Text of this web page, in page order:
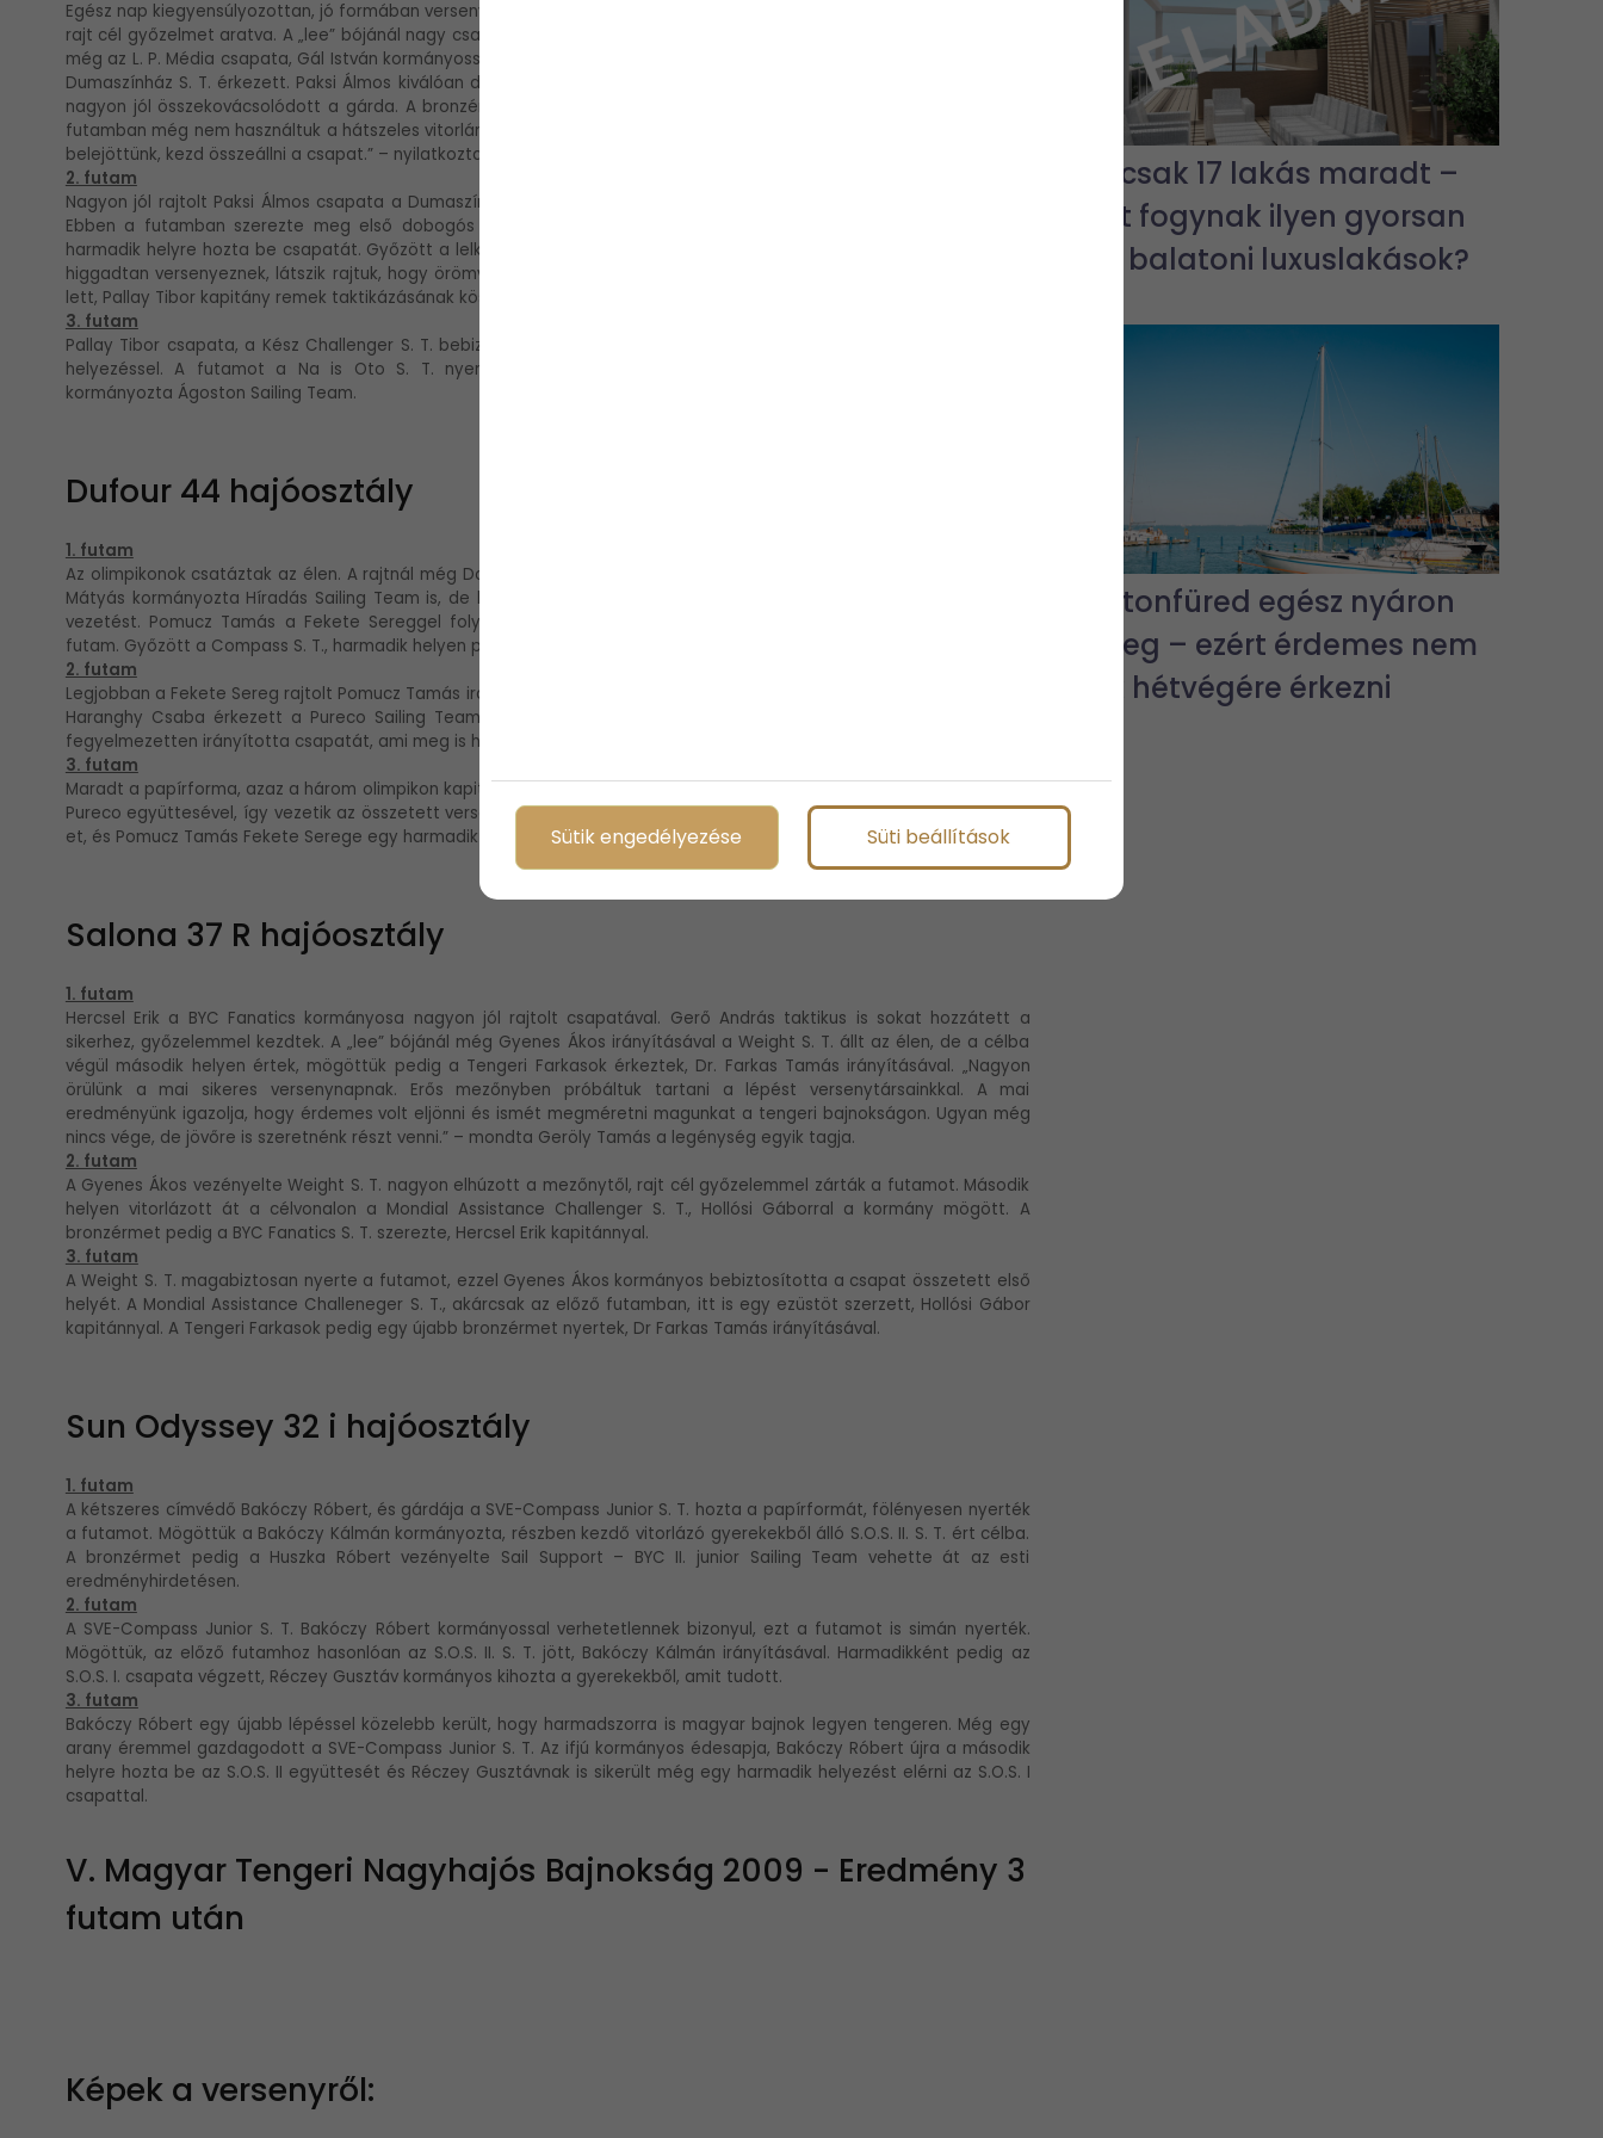
Egész nap kiegyensúlyozottan, jó formában versenyzett Pallay Tibor csapata, a Kész Challenger S. T. az első futamban
rajt cél győzelmet aratva. A „lee” bójánál nagy csatában volt a Ruják István kormányozta Jadran Sailing Team-el, ahol
még az L. P. Média csapata, Gál István kormányossal is versenyben volt a dobogóért. A célba végül Pallayék mögött a
Dumaszínház S. T. érkezett. Paksi Álmos kiválóan dirigálta kezdő csapatát, előfordult néha egy-két technikai baki, de
nagyon jól összekovácsolódott a gárda. A bronzérmes pedig a Jadran S. T. lett, Ruják István vezényletével. „Az első
futamban még nem használtuk a hátszeles vitorlánkat, mert nem szokott össze a team, de a többi futamban abba is
belejöttünk, kezd összeállni a csapat.” – nyilatkozta Pallay Tibor junior EB ezüstérmes Star hajóosztályban.
2. futam
Nagyon jól rajtolt Paksi Álmos csapata a Dumaszínház S. T.; valamint az Ágoston S. T. Weörös Botond kormányossal.
Ebben a futamban szerezte meg első dobogós helyezését a címvédő, L. P. Média S. T. Gál István kormányos a
harmadik helyre hozta be csapatát. Győzött a lelkes amatőrökből álló, Csiha László kormányozta Na Is Oto S. T., akik
higgadtan versenyeznek, látszik rajtuk, hogy örömvitorlázók, jól érzik magukat. Az ezüstérmes a Kész Challenger S. T.
lett, Pallay Tibor kapitány remek taktikázásának köszönhetően.
3. futam
Pallay Tibor csapata, a Kész Challenger S. T. bebiztosította vezető pozícióját az összetett versenyben egy második
helyezéssel. A futamot a Na is Oto S. T. nyerte, Csiha László irányításával, harmadik lett a Weöres Botond
kormányozta Ágoston Sailing Team.
Dufour 44 hajóosztály
1. futam
Az olimpikonok csatáztak az élen. A rajtnál még Dobszai Zoltán, a Variens Sailing Team-el nagyon jól eljött és a Tokai
Mátyás kormányozta Híradás Sailing Team is, de hamarosan már Székely Antal csapata, a Compass S. T. átvette a
vezetést. Pomucz Tamás a Fekete Sereggel folyamatosan a nyomukban volt, egy ezüstérmet hozott nekik az a
futam. Győzött a Compass S. T., harmadik helyen pedig a Puerco Sailing Team futott be Harangy Csaba kapitánnyal.
2. futam
Legjobban a Fekete Sereg rajtolt Pomucz Tamás irányításával. Ez a futam hozta meg a csapat első győzelmét, utánuk
Haranghy Csaba érkezett a Pureco Sailing Team-el. Bronzérmes lett a nemrég összeállt Hyper S. T. Fülöp Szilárd
fegyelmezetten irányította csapatát, ami meg is hozta a sikert.
3. futam
Maradt a papírforma, azaz a három olimpikon kapitány csatározása. Haranghy Csaba szerzett egy futamgyőzelmet a
Pureco együttesével, így vezetik az összetett versenyt. Székely Antal második helyre hozta a Compass Sailing Team-
et, és Pomucz Tamás Fekete Serege egy harmadik helyezéssel zárta a napot.
Salona 37 R hajóosztály
1. futam
Hercsel Erik a BYC Fanatics kormányosa nagyon jól rajtolt csapatával. Gerő András taktikus is sokat hozzátett a
sikerhez, győzelemmel kezdtek. A „lee” bójánál még Gyenes Ákos irányításával a Weight S. T. állt az élen, de a célba
végül második helyen értek, mögöttük pedig a Tengeri Farkasok érkeztek, Dr. Farkas Tamás irányításával. „Nagyon
örülünk a mai sikeres versenynapnak. Erős mezőnyben próbáltuk tartani a lépést versenytársainkkal. A mai
eredményünk igazolja, hogy érdemes volt eljönni és ismét megméretni magunkat a tengeri bajnokságon. Ugyan még
nincs vége, de jövőre is szeretnénk részt venni.” – mondta Geröly Tamás a legénység egyik tagja.
2. futam
A Gyenes Ákos vezényelte Weight S. T. nagyon elhúzott a mezőnytől, rajt cél győzelemmel zárták a futamot. Második
helyen vitorlázott át a célvonalon a Mondial Assistance Challenger S. T., Hollósi Gáborral a kormány mögött. A
bronzérmet pedig a BYC Fanatics S. T. szerezte, Hercsel Erik kapitánnyal.
3. futam
A Weight S. T. magabiztosan nyerte a futamot, ezzel Gyenes Ákos kormányos bebiztosította a csapat összetett első
helyét. A Mondial Assistance Challeneger S. T., akárcsak az előző futamban, itt is egy ezüstöt szerzett, Hollósi Gábor
kapitánnyal. A Tengeri Farkasok pedig egy újabb bronzérmet nyertek, Dr Farkas Tamás irányításával.
Sun Odyssey 32 i hajóosztály
1. futam
A kétszeres címvédő Bakóczy Róbert, és gárdája a SVE-Compass Junior S. T. hozta a papírformát, fölényesen nyerték
a futamot. Mögöttük a Bakóczy Kálmán kormányozta, részben kezdő vitorlázó gyerekekből álló S.O.S. II. S. T. ért célba.
A bronzérmet pedig a Huszka Róbert vezényelte Sail Support – BYC II. junior Sailing Team vehette át az esti
eredményhirdetésen.
2. futam
A SVE-Compass Junior S. T. Bakóczy Róbert kormányossal verhetetlennek bizonyul, ezt a futamot is simán nyerték.
Mögöttük, az előző futamhoz hasonlóan az S.O.S. II. S. T. jött, Bakóczy Kálmán irányításával. Harmadikként pedig az
S.O.S. I. csapata végzett, Réczey Gusztáv kormányos kihozta a gyerekekből, amit tudott.
3. futam
Bakóczy Róbert egy újabb lépéssel közelebb került, hogy harmadszorra is magyar bajnok legyen tengeren. Még egy
arany éremmel gazdagodott a SVE-Compass Junior S. T. Az ifjú kormányos édesapja, Bakóczy Róbert újra a második
helyre hozta be az S.O.S. II együttesét és Réczey Gusztávnak is sikerült még egy harmadik helyezést elérni az S.O.S. I
csapattal.
V. Magyar Tengeri Nagyhajós Bajnokság 2009 - Eredmény 3
futam után
Képek a versenyről:
Már csak 17 lakás maradt –
miért fogynak ilyen gyorsan
az új balatoni luxuslakások?
Balatonfüred egész nyáron
pezseg – ezért érdemes nem
csak hétvégére érkezni
Sütik engedélyezése Süti beállítások